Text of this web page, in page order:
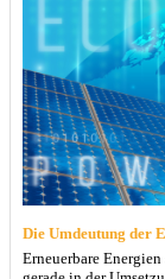
Die Umdeutung der
Erneuerbare